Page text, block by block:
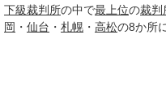
下級裁判所の中で最上位の裁判
岡 ・ 仙台 ・ 札幌 ・ 高松の8か所